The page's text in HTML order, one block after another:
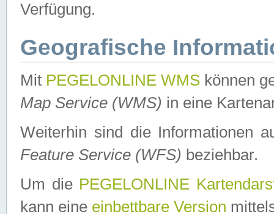
Verfügung.
Geografische
Mit PEGELONLINE WMS können
Map Service (WMS) in eine
Weiterhin sind die Informationen
Feature Service (WFS) beziehbar.
Um die PEGELONLINE
kann eine einbettbare Version